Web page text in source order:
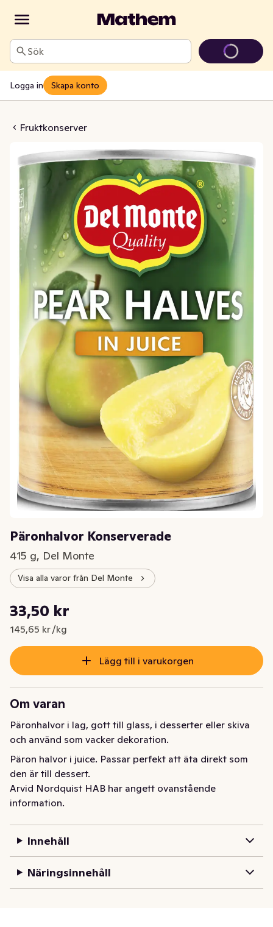
Sök
Logga in Skapa konto
Fruktkonserver
Konserverade
Päronhalvor Konserverade
415 g, Del Monte
Visa alla varor från Del Monte
Nuvarande pris är: 33,50 kr
33,50 kr
145,65 kr /kg
Styckpris: 145,65 kr /kg
Lägg till i varukorgen
Om varan
Päronhalvor i lag, gott till glass, i desserter eller skiva
och använd som vacker dekoration.
Päron halvor i juice. Passar perfekt att äta direkt som
den är till dessert.
Arvid Nordquist HAB har angett ovanstående
information.
Innehåll
Näringsinnehåll